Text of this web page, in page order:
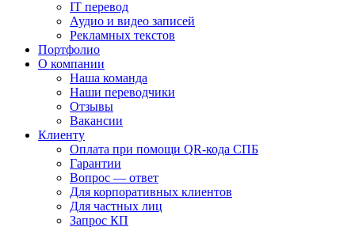
IT перевод
Аудио и видео записей
Рекламных текстов
Портфолио
О компании
Наша команда
Наши переводчики
Отзывы
Вакансии
Клиенту
Оплата при помощи QR-кода СПБ
Гарантии
Вопрос — ответ
Для корпоративных клиентов
Для частных лиц
Запрос КП